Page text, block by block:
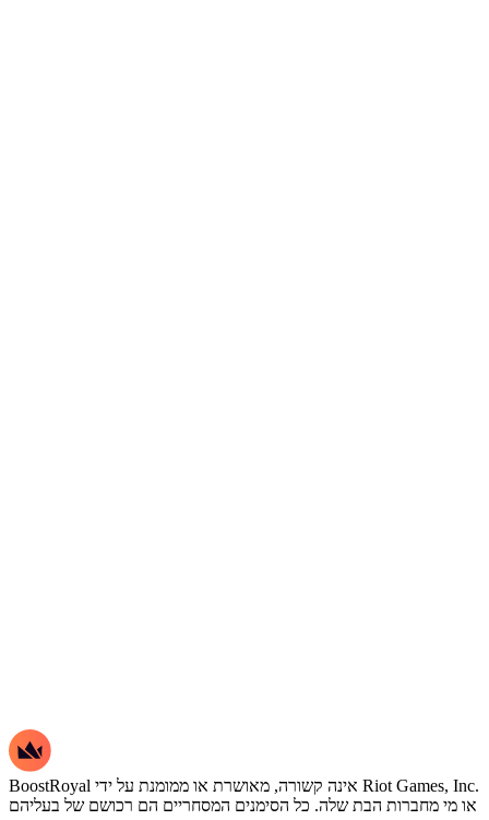
BoostRoyal אינה קשורה, מאושרת או ממומנת על ידי Riot Games, Inc.
או מי מחברות הבת שלה. כל הסימנים המסחריים הם רכושם של בעליהם